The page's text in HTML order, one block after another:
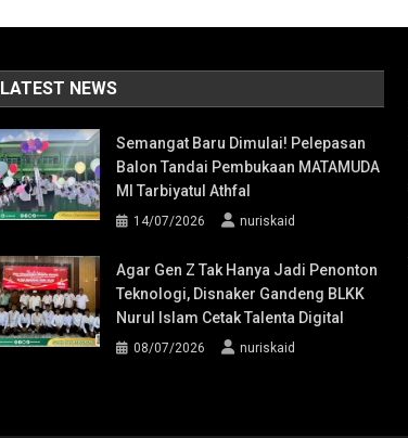
LATEST NEWS
Semangat Baru Dimulai! Pelepasan
Balon Tandai Pembukaan MATAMUDA
MI Tarbiyatul Athfal
14/07/2026 nuriskaid
Agar Gen Z Tak Hanya Jadi Penonton
Teknologi, Disnaker Gandeng BLKK
Nurul Islam Cetak Talenta Digital
08/07/2026 nuriskaid